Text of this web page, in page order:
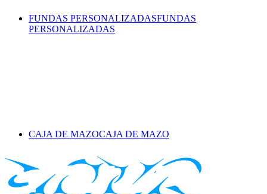
FUNDAS PERSONALIZADASFUNDAS
PERSONALIZADAS
CAJA DE MAZOCAJA DE MAZO